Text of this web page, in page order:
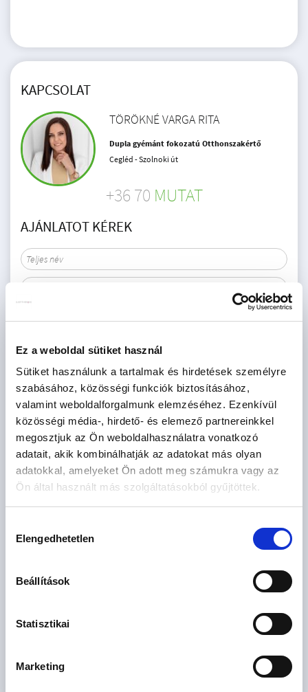
Ez a weboldal sütiket használ
Sütiket használunk a tartalmak és hirdetések személyre
szabásához, közösségi funkciók biztosításához,
valamint weboldalforgalmunk elemzéséhez. Ezenkívül
közösségi média-, hirdető- és elemező partnereinkkel
megosztjuk az Ön weboldalhasználatra vonatkozó
adatait, akik kombinálhatják az adatokat más olyan
adatokkal, amelyeket Ön adott meg számukra vagy az
Ön által használt más szolgáltatásokból gyűjtöttek.
kiválasztása
Elengedhetetlen
Beállítások
Statisztikai
Marketing
KAPCSOLAT
TÖRÖKNÉ VARGA RITA
Dupla gyémánt fokozatú Otthonszakértő
Cegléd - Szolnoki út
+36 70 MUTAT
AJÁNLATOT KÉREK
Igen Nem
Elfogadom azáltalános szerződési feltételeket
adatkezelési
tájékoztatót.
marketing célú megkeresésekhez
* A kérdésre „Igen” válasz bejelölése esetén, az „Üzenet
küldése” gombra kattintva kijelentem, hogy az OTP Bank
megismertem és tudomásul vettem.